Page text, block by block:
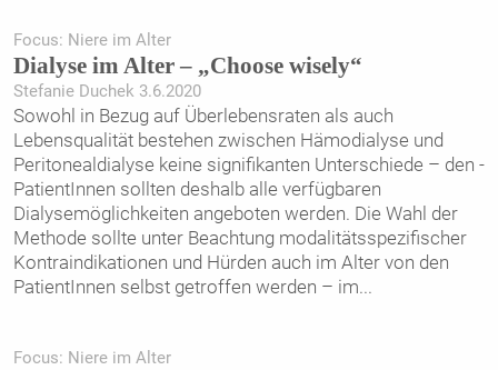
Focus: Niere im Alter
Dialyse im Alter – „Choose wisely“
Stefanie Duchek 3.6.2020
Sowohl in Bezug auf Überlebensraten als auch
Lebensqualität bestehen zwischen Hämodialyse und
Peritonealdialyse keine signifikanten Unterschiede – den ­
PatientInnen sollten deshalb alle verfügbaren
Dialysemöglichkeiten angeboten werden. Die Wahl der
Methode sollte unter Beachtung modalitätsspezifischer
Kontraindikationen und Hürden auch im Alter von den
PatientInnen selbst getroffen werden – im...
Focus: Niere im Alter